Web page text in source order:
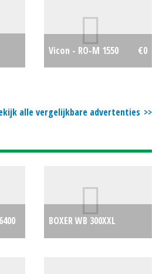
Vicon - RO-M 1550 €0
alle vergelijkbare advertenties
BOXER WB 300XXL